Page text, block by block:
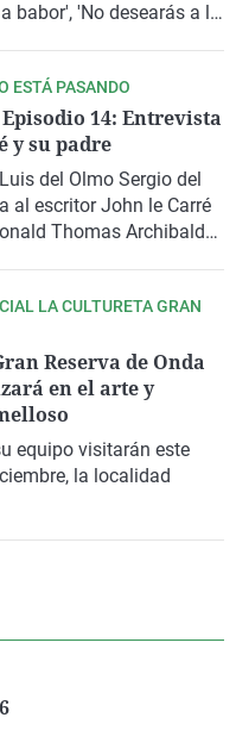
babor', 'No desearás a la
a la etiqueta única del
puede (ni quiso)
a la figura del
de una
descatalogada,
Vida de un cómico',
Ordóñez. ¿Cómo fueron
gracias al doblaje?
de su
Garci? ¿Y qué pasó en
Miro y 'Los santos
con Carlos
Rosa Belmonte,
ESTÁ PASANDO
14: Entrevista
y su padre
del Olmo Sergio del
al escritorJohn le Carré
Thomas Archibald
LA CULTURETA GRAN
Reserva de Onda
en el arte y
equipo visitarán este
la localidad